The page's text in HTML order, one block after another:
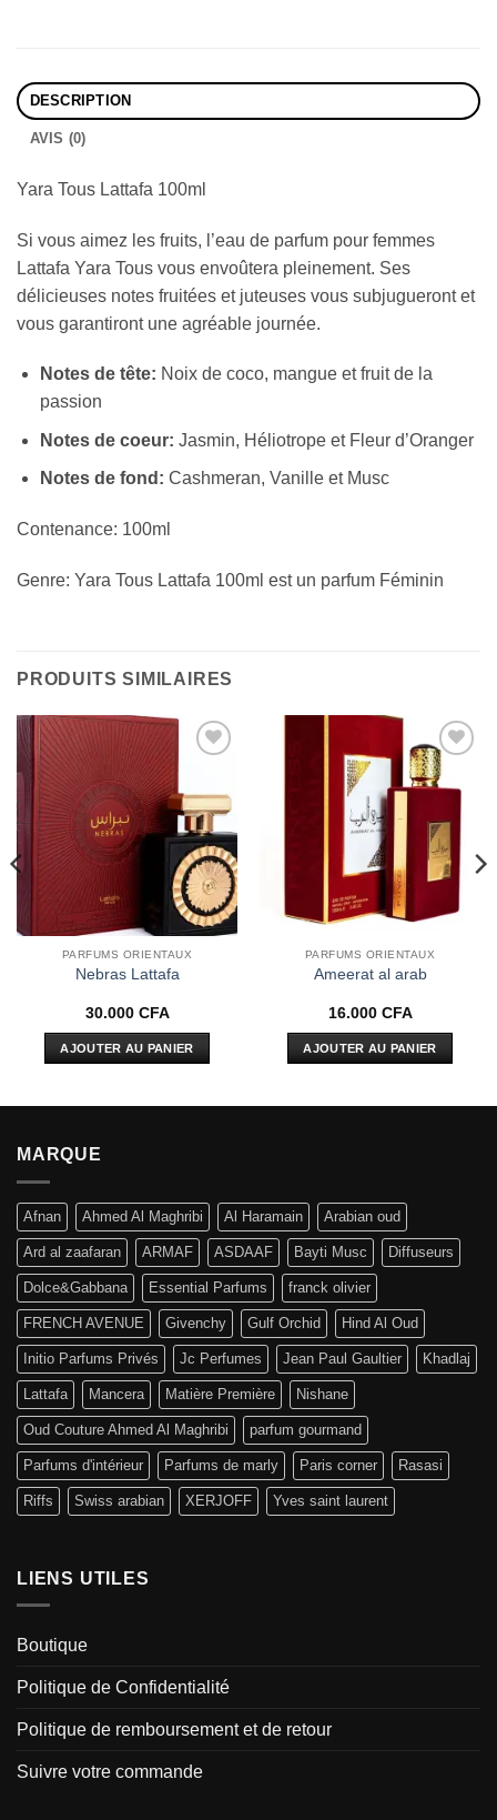
DESCRIPTION
AVIS (0)
Yara Tous Lattafa 100ml
Si vous aimez les fruits, l’eau de parfum pour femmes
Lattafa Yara Tous vous envoûtera pleinement. Ses
délicieuses notes fruitées et juteuses vous subjugueront et
vous garantiront une agréable journée.
Notes de tête: Noix de coco, mangue et fruit de la
passion
Notes de coeur: Jasmin, Héliotrope et Fleur d’Oranger
Notes de fond: Cashmeran, Vanille et Musc
Contenance: 100ml
Genre: Yara Tous Lattafa 100ml est un parfum Féminin
PRODUITS SIMILAIRES
d’envies
PARFUMS ORIENTAUX
Nebras Lattafa
30.000 CFA
AJOUTER AU PANIER
Ajouter
à la liste
PARFUMS ORIENTAUX
Ameerat al arab
16.000 CFA
AJOUTER AU PANIER
MARQUE
Afnan Ahmed Al Maghribi Al Haramain Arabian oud
Ard al zaafaran ARMAF ASDAAF Bayti Musc Diffuseurs
Dolce&Gabbana Essential Parfums franck olivier
FRENCH AVENUE Givenchy Gulf Orchid Hind Al Oud
Initio Parfums Privés Jc Perfumes Jean Paul Gaultier Khadlaj
Lattafa Mancera Matière Première Nishane
Oud Couture Ahmed Al Maghribi parfum gourmand
Parfums d'intérieur Parfums de marly Paris corner Rasasi
Riffs Swiss arabian XERJOFF Yves saint laurent
LIENS UTILES
Boutique
Politique de Confidentialité
Politique de remboursement et de retour
Suivre votre commande